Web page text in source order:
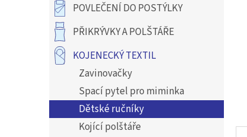
n
POVLEČENÍ DO POSTÝLKY
PŘIKRÝVKY A POLŠTÁŘE
KOJENECKÝ TEXTIL
Zavinovačky
Spací pytel pro miminka
Dětské ručníky
Kojící polštáře